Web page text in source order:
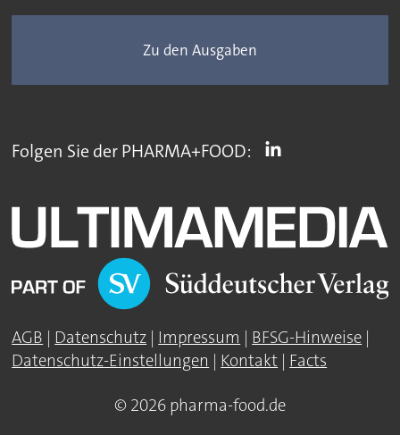
Zu den Ausgaben
Folgen Sie der PHARMA+FOOD:
AGB Datenschutz Impressum BFSG-Hinweise
Datenschutz-Einstellungen
Kontakt Facts
© 2026 pharma-food.de